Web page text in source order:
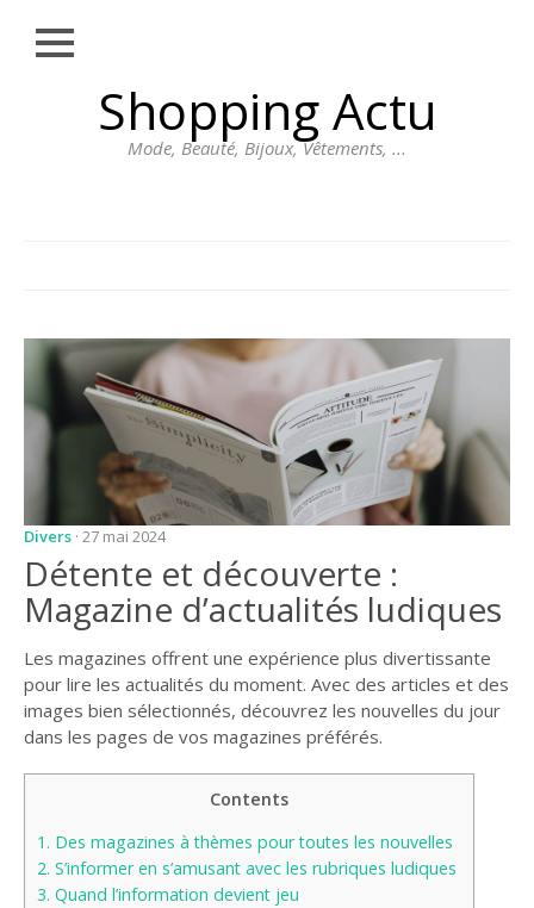
Shopping Actu
Mode, Beauté, Bijoux, Vêtements, ...
Close
Divers · 27 mai 2024
Détente et découverte :
Magazine d’actualités ludiques
Les magazines offrent une expérience plus divertissante
pour lire les actualités du moment. Avec des articles et des
images bien sélectionnés, découvrez les nouvelles du jour
dans les pages de vos magazines préférés.
Contents
1. Des magazines à thèmes pour toutes les nouvelles
2. S’informer en s’amusant avec les rubriques ludiques
3. Quand l’information devient jeu